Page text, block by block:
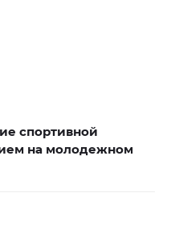
спортивной
на молодежном